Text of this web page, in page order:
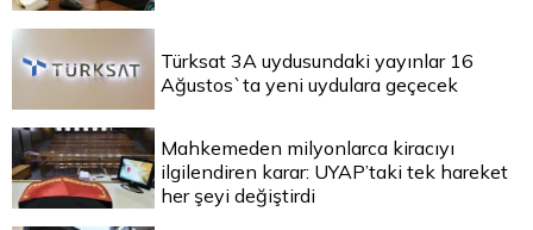
Türksat 3A uydusundaki yayınlar 16
Ağustos`ta yeni uydulara geçecek
Mahkemeden milyonlarca kiracıyı
ilgilendiren karar: UYAP’taki tek hareket
her şeyi değiştirdi